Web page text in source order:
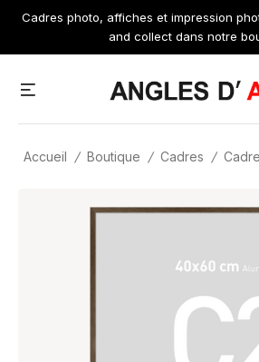
Skip
content
Cadres photo, affiches et impression
and collect dans notre
Accueil / Boutique / Cadres /